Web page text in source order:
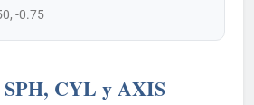
-0.75
SPH, CYL y AXIS